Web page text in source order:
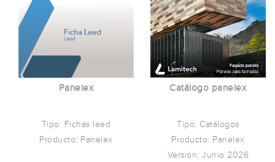
Panelex
Tipo: Fichas leed
Producto: Panelex
Catálogo panelex
Tipo: Catálogos
Producto: Panelex
Versión: Junio 2026